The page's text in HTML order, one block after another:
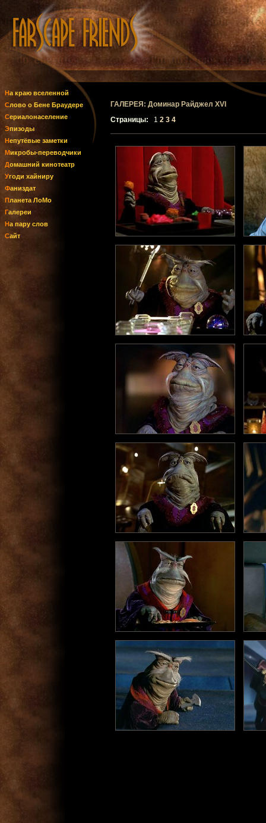
На краю вселенной
Слово о Бене Браудере
Сериалонаселение
Эпизоды
Непутёвые заметки
Микробы-переводчики
Домашний кинотеатр
Угоди хайниру
Фаниздат
Планета ЛоМо
Галереи
На пару слов
Сайт
ГАЛЕРЕЯ: Доминар Райджел XVI
Страницы: 1 2 3 4